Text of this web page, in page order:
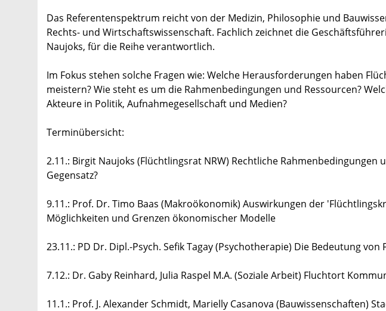
Das Referentenspektrum reicht von der Medizin, Philosophie und
Rechts- und Wirtschaftswissenschaft. Fachlich zeichnet die
Naujoks, für die Reihe verantwortlich.
Im Fokus stehen solche Fragen wie: Welche Herausforderungen haben
meistern? Wie steht es um die Rahmenbedingungen und Ressourcen?
Akteure in Politik, Aufnahmegesellschaft und Medien?
Terminübersicht:
2.11.: Birgit Naujoks (Flüchtlingsrat NRW) Rechtliche
Gegensatz?
9.11.: Prof. Dr. Timo Baas (Makroökonomik) Auswirkungen der
Möglichkeiten und Grenzen ökonomischer Modelle
23.11.: PD Dr. Dipl.-Psych. Sefik Tagay (Psychotherapie) Die Bedeutung
7.12.: Dr. Gaby Reinhard, Julia Raspel M.A. (Soziale Arbeit) Fluchtort
11.1.: Prof. J. Alexander Schmidt, Marielly Casanova (Bauwissenschaften)